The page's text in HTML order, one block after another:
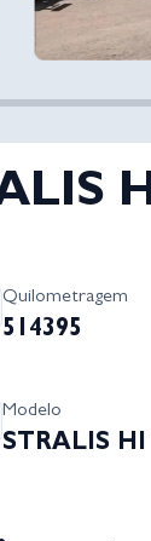
Quilometragem
514395
Modelo
STRALIS HI